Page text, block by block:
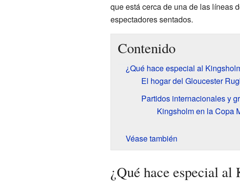
que está cerca de una de las líneas
espectadores sentados.
Contenido
¿Qué hace especial al
El hogar del Gloucester
Partidos internacionales y
Kingsholm en la Copa
Véase también
¿Qué hace especial